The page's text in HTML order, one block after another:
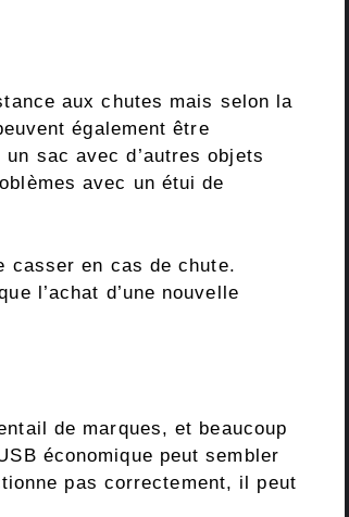
aux chutes mais selon la
également être
sac avec d’autres objets
avec un étui de
casser en cas de chute.
l’achat d’une nouvelle
de marques, et beaucoup
économique peut sembler
pas correctement, il peut